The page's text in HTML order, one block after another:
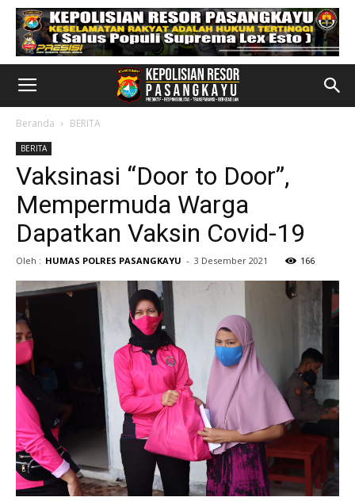
Beranda BERITA
BERITA
Vaksinasi “Door to Door”,
Mempermuda Warga
Dapatkan Vaksin Covid-19
Oleh : HUMAS POLRES PASANGKAYU - 3 Desember 2021 166